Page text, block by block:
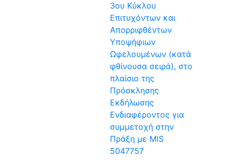
3ου Κύκλου
Επιτυχόντων και
Απορριφθέντων
Υποψήφιων
Ωφελουμένων (κατά
φθίνουσα σειρά), στο
πλαίσιο της
Πρόσκλησης
Εκδήλωσης
Ενδιαφέροντος για
συμμετοχή στην
Πράξη με MIS
5047757